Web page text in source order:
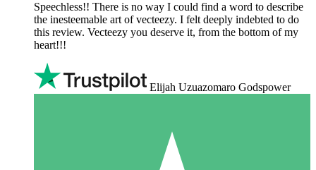
Speechless!! There is no way I could find a word to describe
the inesteemable art of vecteezy. I felt deeply indebted to do
this review. Vecteezy you deserve it, from the bottom of my
heart!!!
Elijah Uzuazomaro Godspower